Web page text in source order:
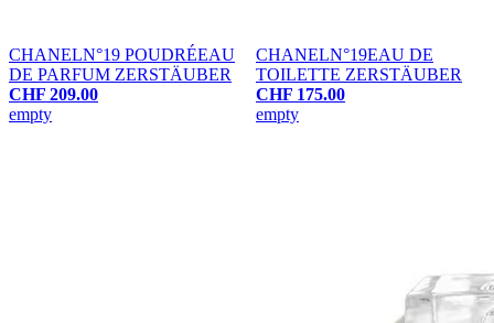
CHANELN°19 POUDRÉEAU
DE PARFUM ZERSTÄUBER
CHF 209.00
empty
CHANELN°19EAU DE
TOILETTE ZERSTÄUBER
CHF 175.00
empty